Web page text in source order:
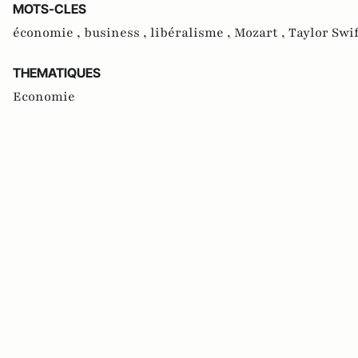
MOTS-CLES
économie , business , libéralisme , Mozart , Taylor
THEMATIQUES
Economie